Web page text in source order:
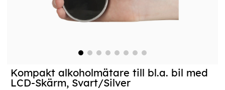
Kompakt alkoholmätare till bl.a. bil med
LCD-Skärm, Svart/Silver